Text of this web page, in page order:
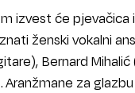
izvest će pjevačica
ženski vokalni
Bernard
Aranžmane za